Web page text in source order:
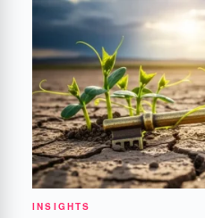
INSIGHTS